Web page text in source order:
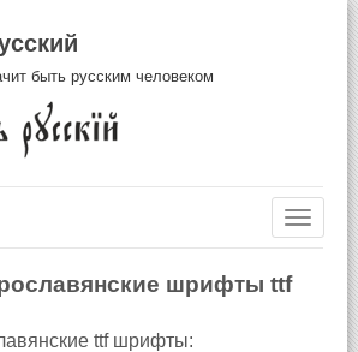
быть русским человеком
шрифты ttf
ttf шрифты: